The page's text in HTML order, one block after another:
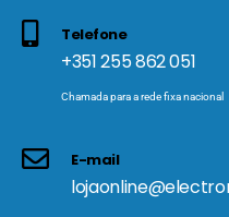
Telefone
+351 255 862 051
Chamada para a rede fixa nacional
E-mail